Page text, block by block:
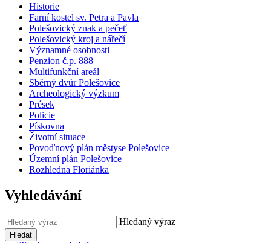
Historie
Farní kostel sv. Petra a Pavla
Polešovický znak a pečeť
Polešovický kroj a nářečí
Významné osobnosti
Penzion č.p. 888
Multifunkční areál
Sběrný dvůr Polešovice
Archeologický výzkum
Prések
Policie
Pískovna
Životní situace
Povoďnový plán městyse Polešovice
Územní plán Polešovice
Rozhledna Floriánka
Vyhledávání
Hledaný výraz
Hledat